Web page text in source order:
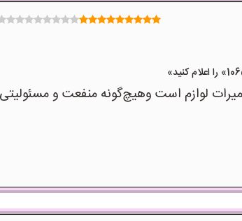
لوازم است وهیچ‌گونه منفعت و مسئولیتی